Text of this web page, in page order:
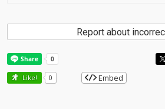
Report about
Like! 0 Embed